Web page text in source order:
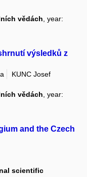
vědách , year:
výsledků z
KUNC Josef
vědách, year:
and the Czech
scientific